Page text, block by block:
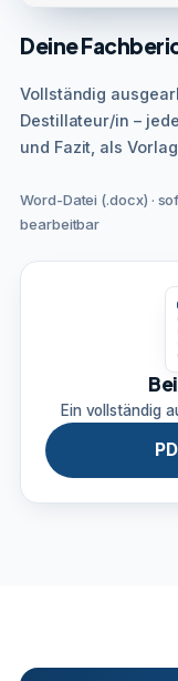
Deine
Vollständig
Destillateur/in –
und Fazit, als
Word-Datei (.docx) ·
bearbeitbar
Ein vollständig